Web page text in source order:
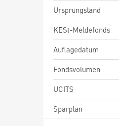
Ursprungsland
KESt-Meldefonds
Auflagedatum
Fondsvolumen
UCITS
Sparplan